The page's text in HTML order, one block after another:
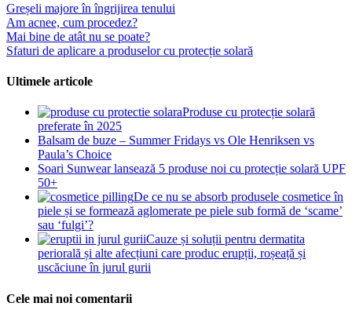
Greșeli majore în îngrijirea tenului
Am acnee, cum procedez?
Mai bine de atât nu se poate?
Sfaturi de aplicare a produselor cu protecție solară
Ultimele articole
Produse cu protecție solară
preferate în 2025
Balsam de buze – Summer Fridays vs Ole Henriksen vs
Paula’s Choice
Soari Sunwear lansează 5 produse noi cu protecție solară UPF
50+
De ce nu se absorb produsele cosmetice în
piele și se formează aglomerate pe piele sub formă de ‘scame’
sau ‘fulgi’?
Cauze și soluții pentru dermatita
periorală și alte afecțiuni care produc erupții, roșeață și
uscăciune în jurul gurii
Cele mai noi comentarii